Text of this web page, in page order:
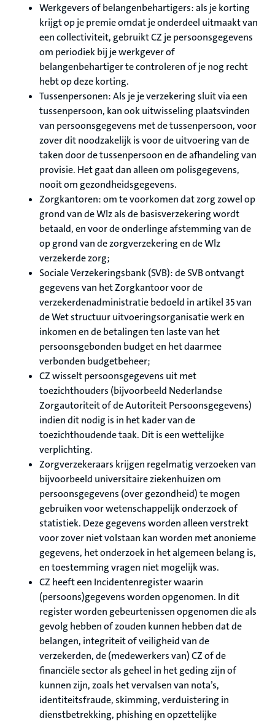
Werkgevers of belangenbehartigers: als je korting
krijgt op je premie omdat je onderdeel uitmaakt van
een collectiviteit, gebruikt CZ je persoonsgegevens
om periodiek bij je werkgever of
belangenbehartiger te controleren of je nog recht
hebt op deze korting.
Tussenpersonen: Als je je verzekering sluit via een
tussenpersoon, kan ook uitwisseling plaatsvinden
van persoonsgegevens met de tussenpersoon, voor
zover dit noodzakelijk is voor de uitvoering van de
taken door de tussenpersoon en de afhandeling van
provisie. Het gaat dan alleen om polisgegevens,
nooit om gezondheidsgegevens.
Zorgkantoren: om te voorkomen dat zorg zowel op
grond van de Wlz als de basisverzekering wordt
betaald, en voor de onderlinge afstemming van de
op grond van de zorgverzekering en de Wlz
verzekerde zorg;
Sociale Verzekeringsbank (SVB): de SVB ontvangt
gegevens van het Zorgkantoor voor de
verzekerdenadministratie bedoeld in artikel 35 van
de Wet structuur uitvoeringsorganisatie werk en
inkomen en de betalingen ten laste van het
persoonsgebonden budget en het daarmee
verbonden budgetbeheer;
CZ wisselt persoonsgegevens uit met
toezichthouders (bijvoorbeeld Nederlandse
Zorgautoriteit of de Autoriteit Persoonsgegevens)
indien dit nodig is in het kader van de
toezichthoudende taak. Dit is een wettelijke
verplichting.
Zorgverzekeraars krijgen regelmatig verzoeken van
bijvoorbeeld universitaire ziekenhuizen om
persoonsgegevens (over gezondheid) te mogen
gebruiken voor wetenschappelijk onderzoek of
statistiek. Deze gegevens worden alleen verstrekt
voor zover niet volstaan kan worden met anonieme
gegevens, het onderzoek in het algemeen belang is,
en toestemming vragen niet mogelijk was.
CZ heeft een Incidentenregister waarin
(persoons)gegevens worden opgenomen. In dit
register worden gebeurtenissen opgenomen die als
gevolg hebben of zouden kunnen hebben dat de
belangen, integriteit of veiligheid van de
verzekerden, de (medewerkers van) CZ of de
financiële sector als geheel in het geding zijn of
kunnen zijn, zoals het vervalsen van nota’s,
identiteitsfraude, skimming, verduistering in
dienstbetrekking, phishing en opzettelijke